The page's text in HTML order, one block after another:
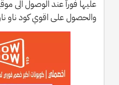
والحصول على اقوي كود ناو